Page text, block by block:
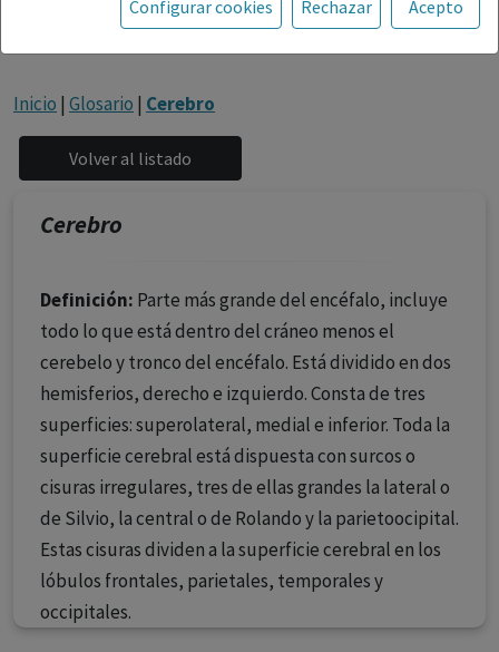
tanto, dirigida a profesionales sanitarios legalmente
facultados para prescribir o dispensar medicamentos
fármacos se facilita a título meramente informativo,
siendo responsabilidad de los profesionales
facultados prescribir medicamentos y decidir, en cada
caso concreto, el tratamiento más adecuado a las
Configurar cookies Rechazar Acepto
Inicio | Glosario | Cerebro
Cerebro
Definición: Parte más grande del encéfalo, incluye
todo lo que está dentro del cráneo menos el
cerebelo y tronco del encéfalo. Está dividido en dos
hemisferios, derecho e izquierdo. Consta de tres
superficies: superolateral, medial e inferior. Toda la
superficie cerebral está dispuesta con surcos o
cisuras irregulares, tres de ellas grandes la lateral o
de Silvio, la central o de Rolando y la parietoocipital.
Estas cisuras dividen a la superficie cerebral en los
lóbulos frontales, parietales, temporales y
occipitales.